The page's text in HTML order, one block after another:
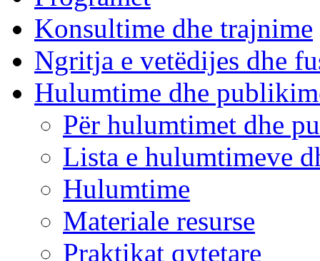
Konsultime dhe trajnime
Ngritja e vetëdijes dhe
Hulumtime dhe
Për hulumtimet dhe
Lista e hulumtimeve
Hulumtime
Materiale resurse
Praktikat qytetare